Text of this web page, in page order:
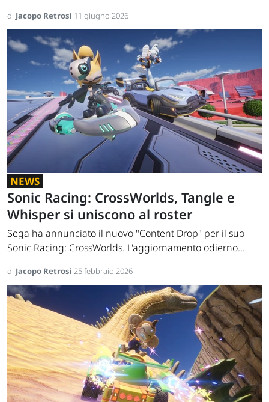
di Jacopo Retrosi 11 giugno 2026
NEWS
Sonic Racing: CrossWorlds, Tangle e
Whisper si uniscono al roster
Sega ha annunciato il nuovo "Content Drop" per il suo
Sonic Racing: CrossWorlds. L'aggiornamento odierno...
di Jacopo Retrosi 25 febbraio 2026